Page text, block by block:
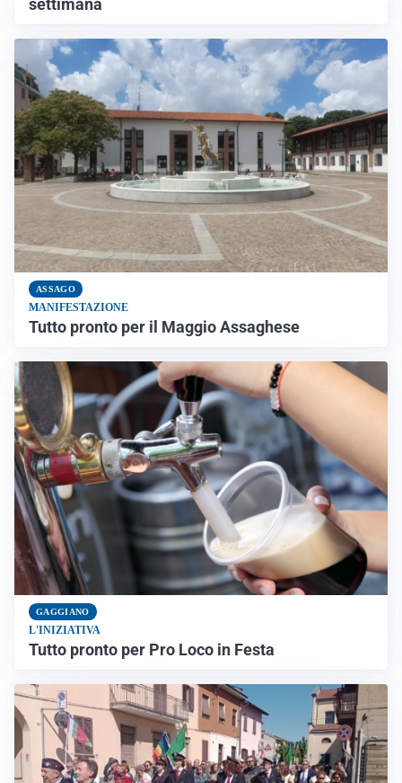
settimana
ASSAGO
MANIFESTAZIONE
Tutto pronto per il Maggio Assaghese
GAGGIANO
L'INIZIATIVA
Tutto pronto per Pro Loco in Festa